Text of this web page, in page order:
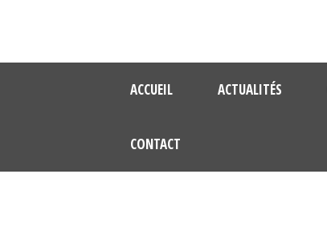
ACCUEIL ACTUALITÉS
CONTACT